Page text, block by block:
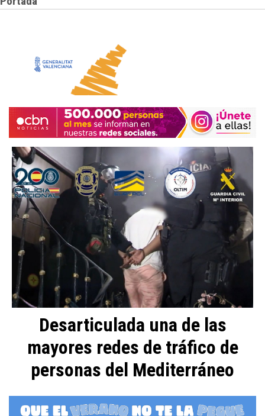
Desarticulada una de las
mayores redes de tráfico de
personas del Mediterráneo